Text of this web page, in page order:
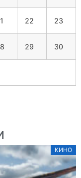
22 23
29 30
КИНО